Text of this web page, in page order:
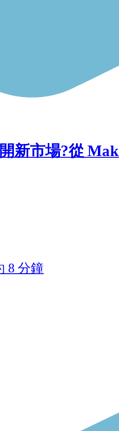
新市場?從
8 分鐘